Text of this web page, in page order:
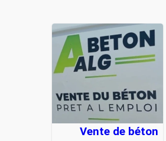
Vente de béton